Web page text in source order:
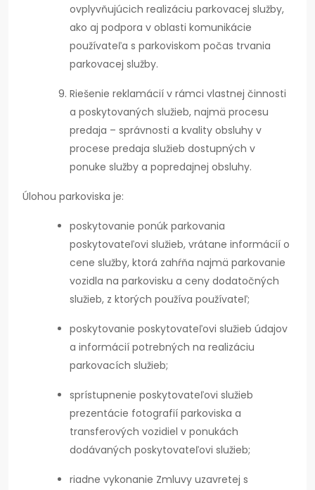
ovplyvňujúcich realizáciu parkovacej služby,
ako aj podpora v oblasti komunikácie
používateľa s parkoviskom počas trvania
parkovacej služby.
Riešenie reklamácií v rámci vlastnej činnosti
a poskytovaných služieb, najmä procesu
predaja – správnosti a kvality obsluhy v
procese predaja služieb dostupných v
ponuke služby a popredajnej obsluhy.
Úlohou parkoviska je:
poskytovanie ponúk parkovania
poskytovateľovi služieb, vrátane informácií o
cene služby, ktorá zahŕňa najmä parkovanie
vozidla na parkovisku a ceny dodatočných
služieb, z ktorých používa používateľ;
poskytovanie poskytovateľovi služieb údajov
a informácií potrebných na realizáciu
parkovacích služieb;
sprístupnenie poskytovateľovi služieb
prezentácie fotografií parkoviska a
transferových vozidiel v ponukách
dodávaných poskytovateľovi služieb;
riadne vykonanie Zmluvy uzavretej s